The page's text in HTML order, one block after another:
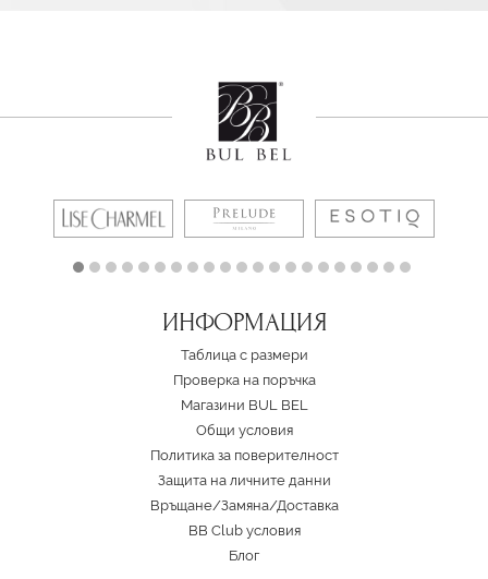
ИНФОРМАЦИЯ
Таблица с размери
Проверка на поръчка
Магазини BUL BEL
Oбщи условия
Политика за поверителност
Защита на личните данни
Връщане/Замяна/Доставка
BB Club условия
Блог